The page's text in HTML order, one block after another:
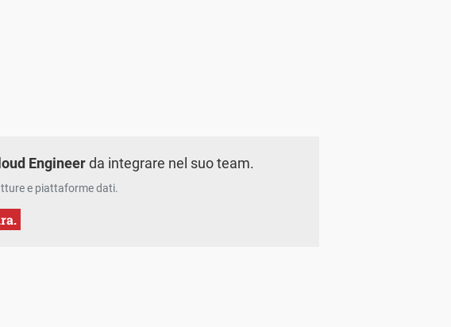
Engineerda integrare nel suo team.
e piattaforme dati.